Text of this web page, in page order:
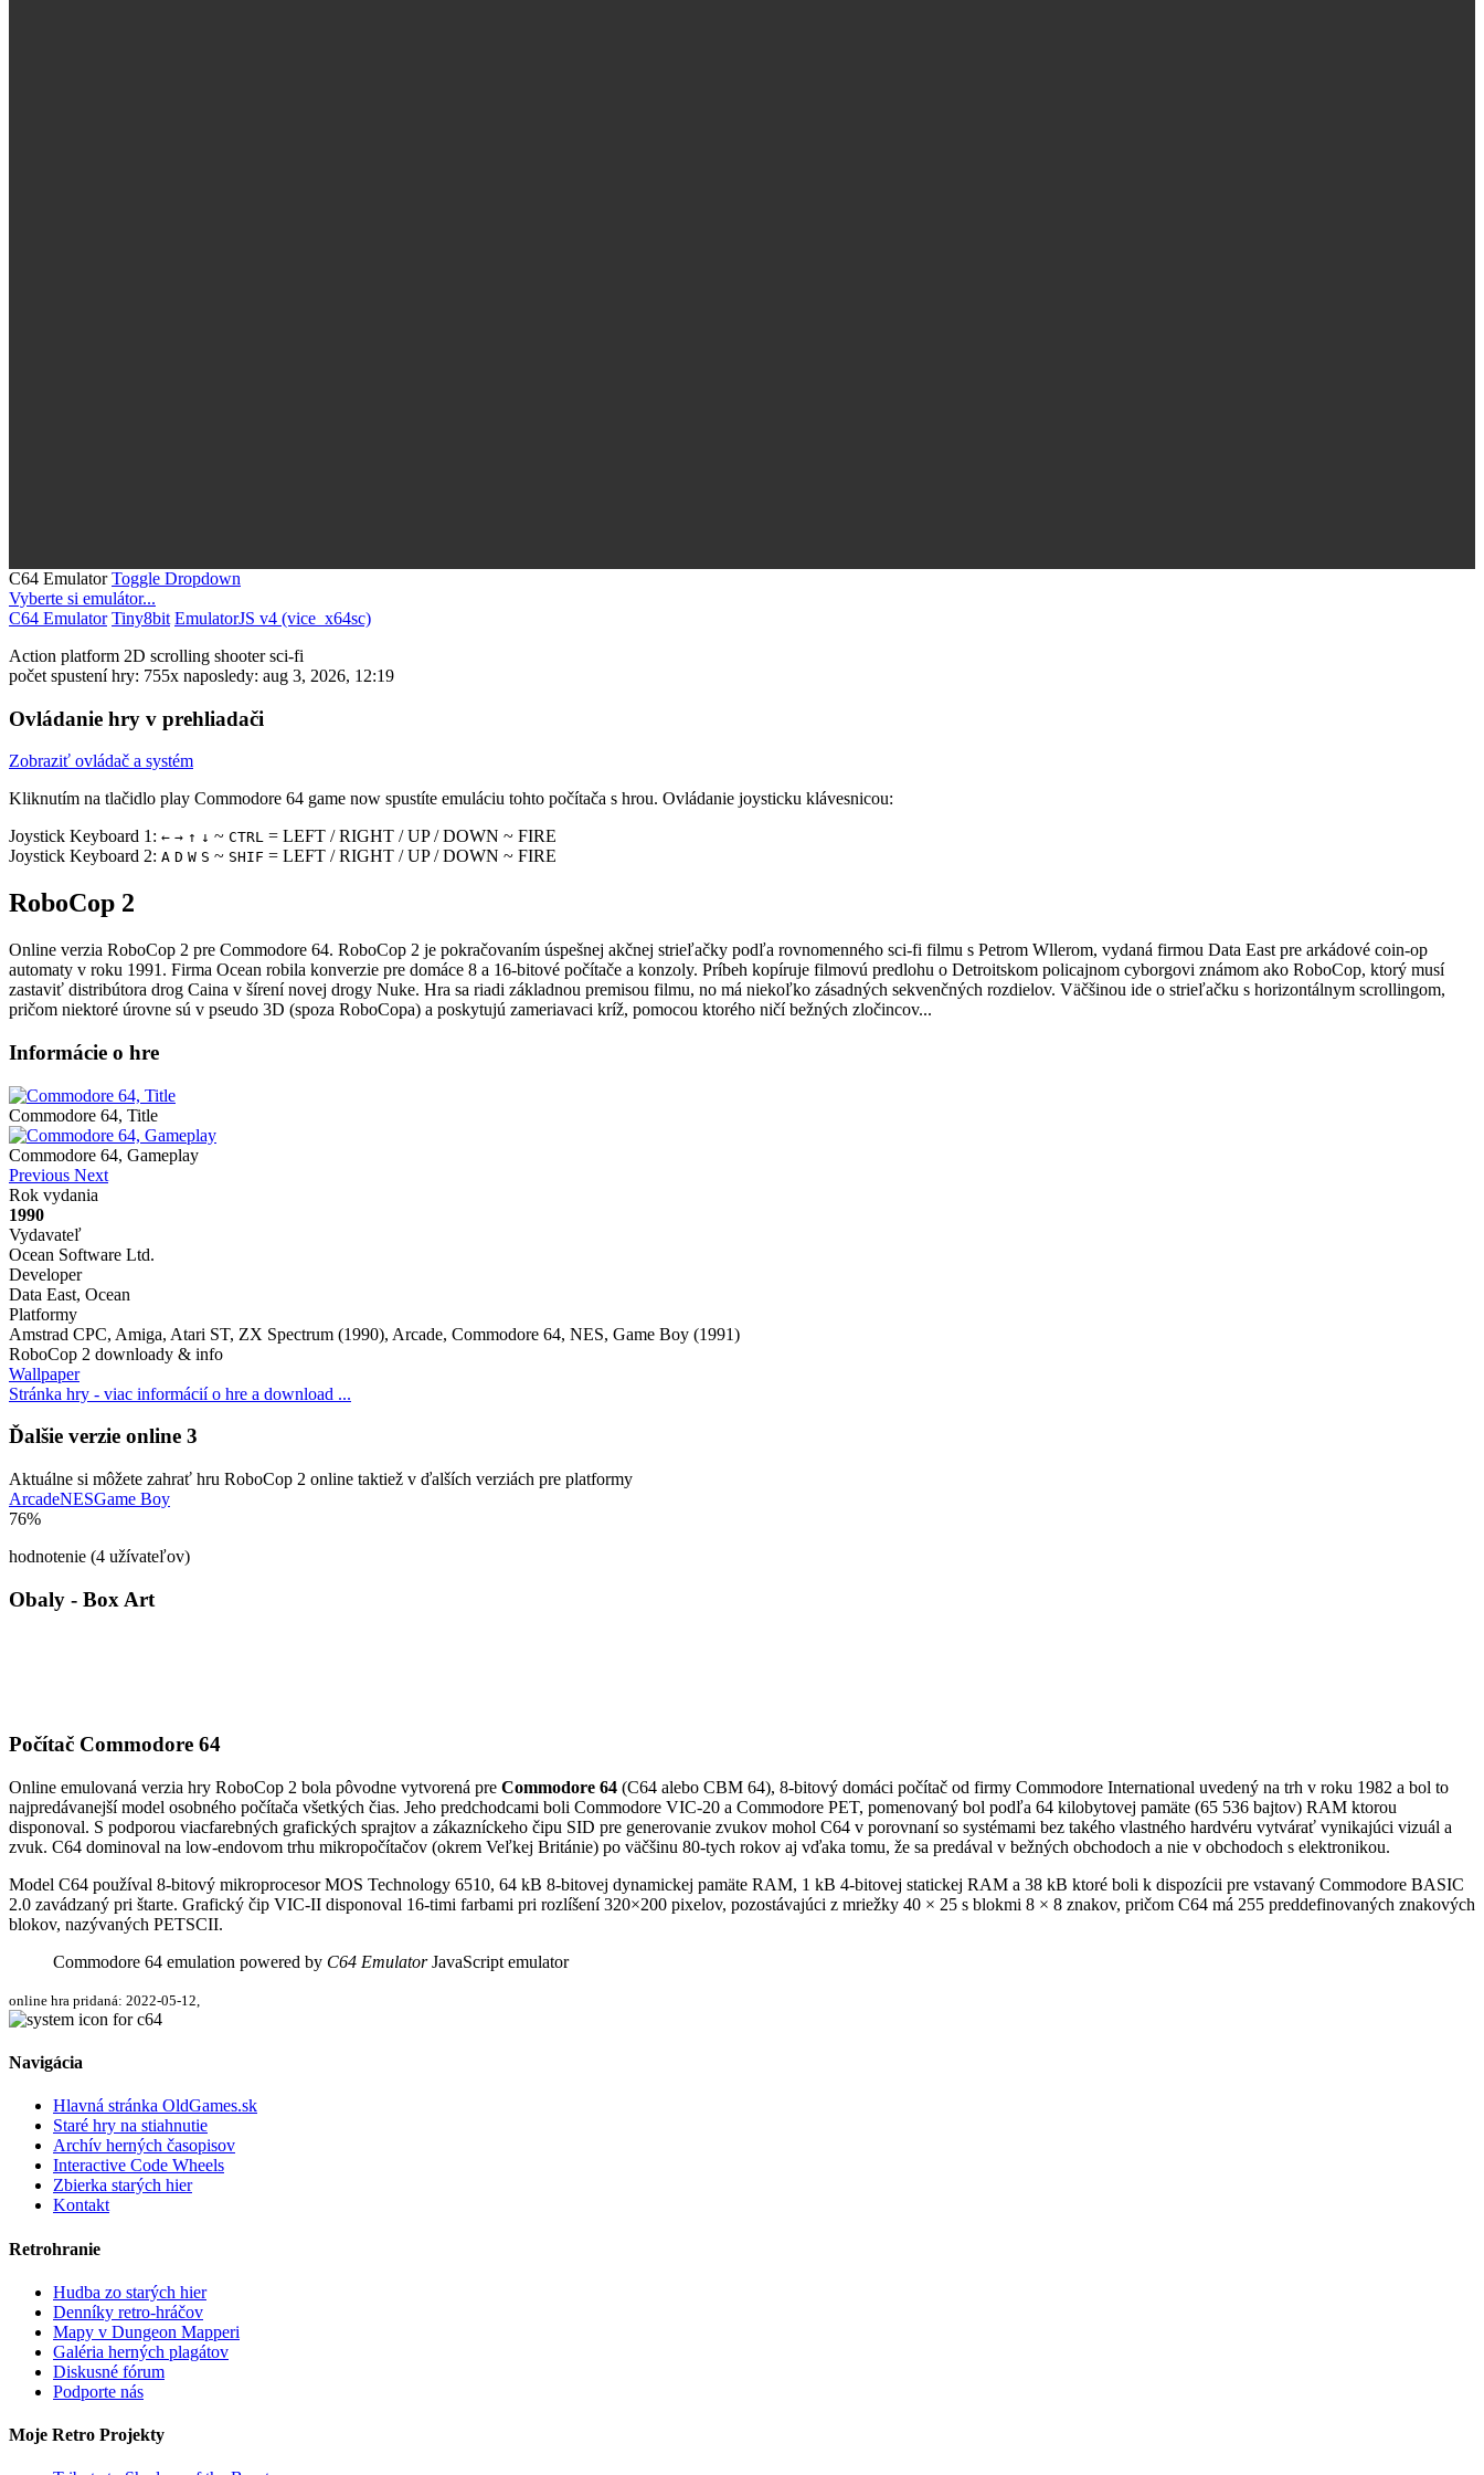
C64 EmulatorToggle Dropdown
Vyberte si emulátor...
C64 Emulator Tiny8bit EmulatorJS v4 (vice_x64sc)
Action platform 2D scrolling shootersci-fi
počet spustení hry: 755x naposledy: aug 3, 2026, 12:19
Ovládanie hry v prehliadači
Zobraziť ovládač a systém
Kliknutím na tlačidlo play Commodore 64 game now spustíte emuláciu tohto počítača s hrou. Ovládanie joysticku klávesnicou:
Joystick Keyboard 1: ← → ↑ ↓ ~ CTRL = LEFT / RIGHT / UP / DOWN ~ FIRE
Joystick Keyboard 2: A D W S ~ SHIF = LEFT / RIGHT / UP / DOWN ~ FIRE
RoboCop 2
Online verzia RoboCop 2 pre Commodore 64. RoboCop 2 je pokračovaním úspešnej akčnej strieľačky podľa rovnomenného sci-fi filmu s Petrom Wllerom, vydaná firmou Data East pre arkádové coin-op
automaty v roku 1991. Firma Ocean robila konverzie pre domáce 8 a 16-bitové počítače a konzoly. Príbeh kopíruje filmovú predlohu o Detroitskom policajnom cyborgovi známom ako RoboCop, ktorý musí
zastaviť distribútora drog Caina v šírení novej drogy Nuke. Hra sa riadi základnou premisou filmu, no má niekoľko zásadných sekvenčných rozdielov. Väčšinou ide o strieľačku s horizontálnym scrollingom,
pričom niektoré úrovne sú v pseudo 3D (spoza RoboCopa) a poskytujú zameriavaci kríž, pomocou ktorého ničí bežných zločincov...
Informácie o hre
Commodore 64, Title
Commodore 64, Gameplay
Previous Next
Rok vydania
1990
Vydavateľ
Ocean Software Ltd.
Developer
Data East, Ocean
Platformy
Amstrad CPC, Amiga, Atari ST, ZX Spectrum (1990), Arcade, Commodore 64, NES, Game Boy (1991)
RoboCop 2 downloady & info
Wallpaper
Stránka hry - viac informácií o hre a download ...
Ďalšie verzie online 3
Aktuálne si môžete zahrať hru RoboCop 2 online taktiež v ďalších verziách pre platformy
ArcadeNESGame Boy
76%
hodnotenie (4 užívateľov)
Obaly - Box Art
Počítač Commodore 64
Online emulovaná verzia hry RoboCop 2 bola pôvodne vytvorená pre Commodore 64 (C64 alebo CBM 64), 8-bitový domáci počítač od firmy Commodore International uvedený na trh v roku 1982 a bol to
najpredávanejší model osobného počítača všetkých čias. Jeho predchodcami boli Commodore VIC-20 a Commodore PET, pomenovaný bol podľa 64 kilobytovej pamäte (65 536 bajtov) RAM ktorou
disponoval. S podporou viacfarebných grafických sprajtov a zákazníckeho čipu SID pre generovanie zvukov mohol C64 v porovnaní so systémami bez takého vlastného hardvéru vytvárať vynikajúci vizuál a
zvuk. C64 dominoval na low-endovom trhu mikropočítačov (okrem Veľkej Británie) po väčšinu 80-tych rokov aj vďaka tomu, že sa predával v bežných obchodoch a nie v obchodoch s elektronikou.
Model C64 používal 8-bitový mikroprocesor MOS Technology 6510, 64 kB 8-bitovej dynamickej pamäte RAM, 1 kB 4-bitovej statickej RAM a 38 kB ktoré boli k dispozícii pre vstavaný Commodore BASIC
2.0 zavádzaný pri štarte. Grafický čip VIC-II disponoval 16-timi farbami pri rozlíšení 320×200 pixelov, pozostávajúci z mriežky 40 × 25 s blokmi 8 × 8 znakov, pričom C64 má 255 preddefinovaných znakových
blokov, nazývaných PETSCII.
Commodore 64 emulation powered by C64 EmulatorJavaScript emulator
online hra pridaná: 2022-05-12,
Navigácia
Hlavná stránka OldGames.sk
Staré hry na stiahnutie
Archív herných časopisov
Interactive Code Wheels
Zbierka starých hier
Kontakt
Retrohranie
Hudba zo starých hier
Denníky retro-hráčov
Mapy v Dungeon Mapperi
Galéria herných plagátov
Diskusné fórum
Podporte nás
Moje Retro Projekty